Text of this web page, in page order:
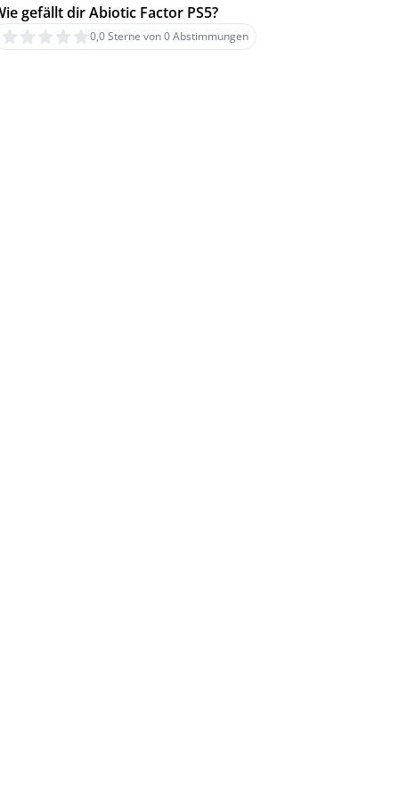
gefällt dir Abiotic Factor PS5?
0,0 Sterne von 0 Abstimmungen